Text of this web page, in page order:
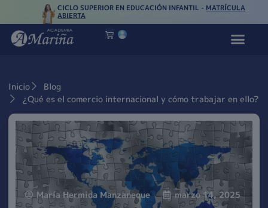
CICLO SUPERIOR EN EDUCACIÓN INFANTIL - MATRÍCULA
ABIERTA
Inicio
Blog
¿Qué es el comercio internacional y cómo trabajar en ello?
María Hermida Manzaneque marzo 14, 2025